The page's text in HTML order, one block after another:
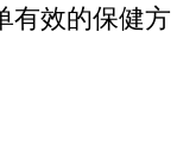
有效的保健方